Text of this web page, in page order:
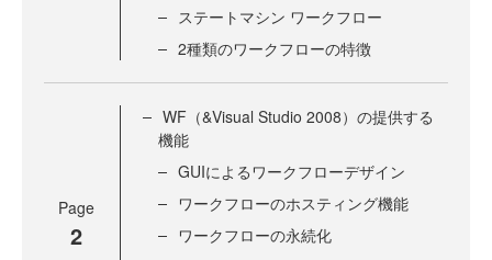
ステートマシン ワークフロー
2種類のワークフローの特徴
Page
2
WF（&Visual Studio 2008）の提供する
機能
GUIによるワークフローデザイン
ワークフローのホスティング機能
ワークフローの永続化